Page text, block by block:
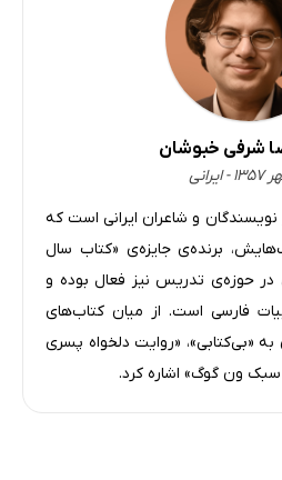
شرفی خبوشان
و شاعران ایرانی است که
برنده‌ی جایزه‌ی «کتاب سال
حوزه‌ی تدریس نیز فعال بوده و
فارسی است. از میان کتاب‌های
«بی‌کتابی»، «روایت دلخواه پسری
ون گوگ» اشاره کرد.